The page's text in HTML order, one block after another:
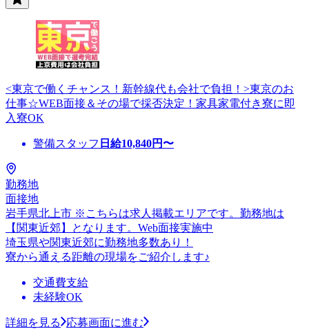
<東京で働くチャンス！新幹線代も会社で負担！>東京のお
仕事☆WEB面接＆その場で採否決定！家具家電付き寮に即
入寮OK
警備スタッフ 日給10,840円〜
勤務地
面接地
岩手県北上市 ※こちらは求人掲載エリアです。勤務地は
【関東近郊】となります。Web面接実施中
埼玉県や関東近郊に勤務地多数あり！
寮から通える距離の現場をご紹介します♪
交通費支給
未経験OK
詳細を見る
応募画面に進む